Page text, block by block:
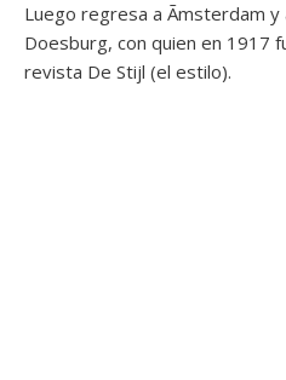
Luego regresa a Ãmsterdam
Doesburg, con quien en 1917
revista De Stijl (el estilo).